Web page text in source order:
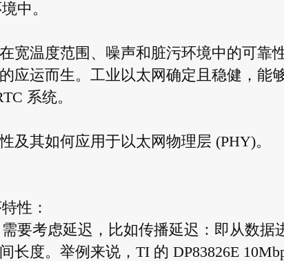
中。
宽温度范围、噪声和脏污环境中的可靠
应运而生。工业以太网确定且稳健，能
系统。
及其如何应用于以太网物理层 (PHY)。
性：
要考虑延迟，比如传播延迟：即从数据
长度。举例来说，TI 的 DP83826E